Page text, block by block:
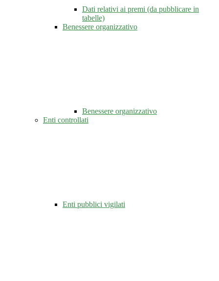
Dati relativi ai premi (da pubblicare in
tabelle)
Benessere organizzativo
Benessere organizzativo
Enti controllati
Enti pubblici vigilati